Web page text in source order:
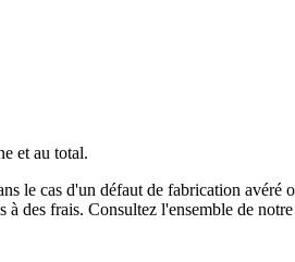
et au total.
le cas d'un défaut de fabrication
des frais. Consultez l'ensemble de